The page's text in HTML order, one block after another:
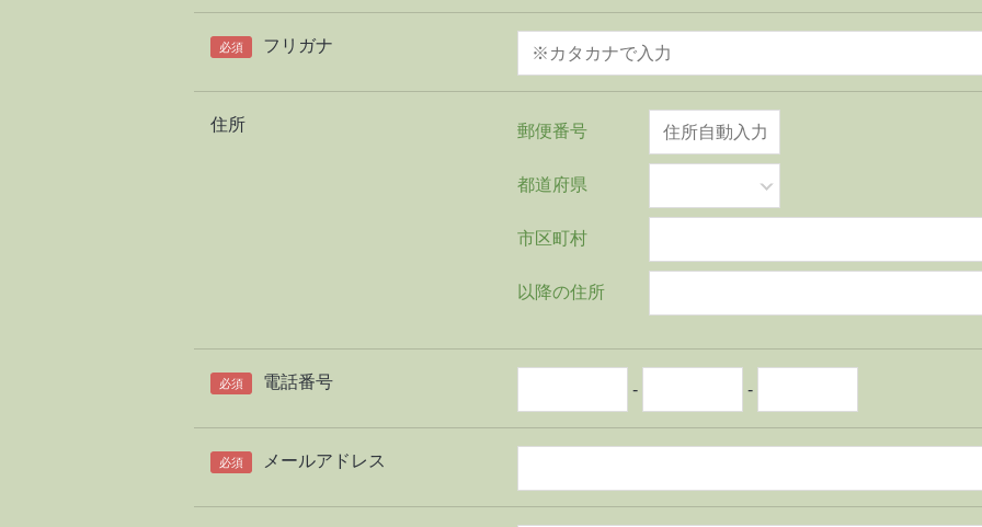
必須 フリガナ
住所 郵便番号
都道府県
市区町村
以降の住所
必須 電話番号 - -
必須 メールアドレス